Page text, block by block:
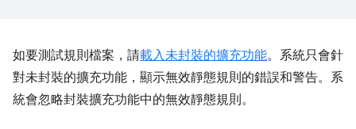
如要測試規則檔案，請載入未封裝的擴充功能。系統只會針
對未封裝的擴充功能，顯示無效靜態規則的錯誤和警告。系
統會忽略封裝擴充功能中的無效靜態規則。